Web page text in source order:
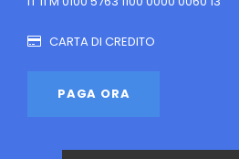
CARTA DI CREDITO